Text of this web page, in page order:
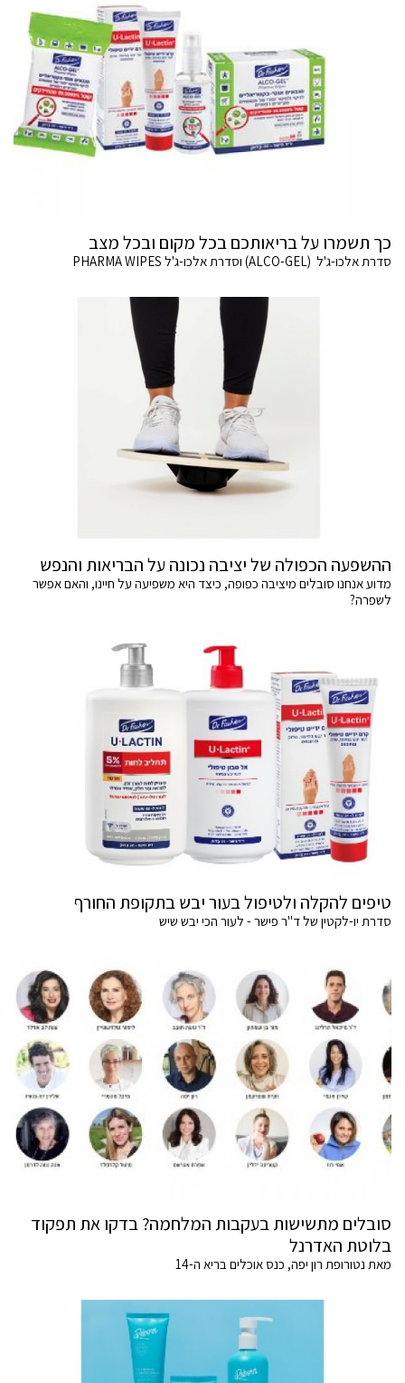
כך תשמרו על בריאותכם בכל מקום ובכל מצב
סדרת אלכו-ג'ל (ALCO-GEL) וסדרת אלכו-ג'ל PHARMA WIPES
ההשפעה הכפולה של יציבה נכונה על הבריאות והנפש
מדוע אנחנו סובלים מיציבה כפופה, כיצד היא משפיעה על חיינו, והאם אפשר
לשפרה?
טיפים להקלה ולטיפול בעור יבש בתקופת החורף
סדרת יו-לקטין של ד"ר פישר - לעור הכי יבש שיש
סובלים מתשישות בעקבות המלחמה? בדקו את תפקוד
בלוטת האדרנל
מאת נטורופת רון יפה, כנס אוכלים בריא ה-14